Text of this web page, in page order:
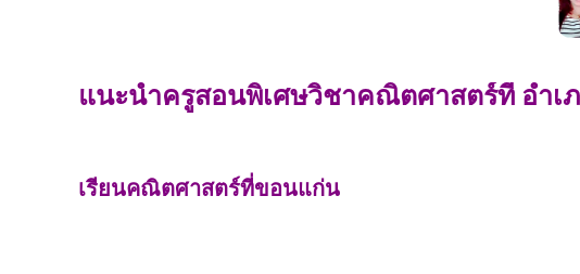
แนะนำครูสอนพิเศษวิชาคณิตศาสตร์ที่ อำเภ
เรียนคณิตศาสตร์ที่ขอนแก่น